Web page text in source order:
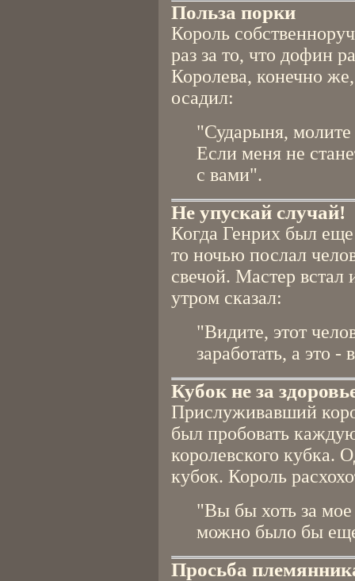
Польза порки
Король
раз за то, что дофин
Королева, конечно
осадил:
"Сударыня,
Если меня не
с вами".
Не упускай случай!
Когда Генрих был
то ночью послал
свечой. Мастер встал
утром сказал:
"Видите, этот
заработать, а это -
Кубок не за
Прислуживавший
был пробовать
королевского кубка.
кубок. Король
"Вы бы хоть за мое
можно было бы
Просьба